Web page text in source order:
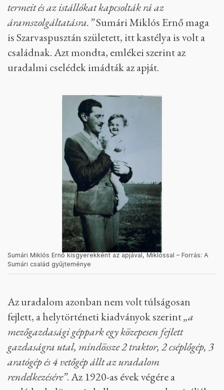
termeit és az istállókat kapcsolták rá az
áramszolgáltatásra.”Sumári Miklós Ernő maga
is Szarvaspusztán született, itt kastélya is volt a
családnak. Azt mondta, emlékei szerint az
uradalmi cselédek imádták az apját.
Sumári Miklós Ernő kisgyerekként az apjával, Miklóssal – Forrás: A
Sumári család gyűjteménye
Az uradalom azonban nem volt túlságosan
fejlett, a helytörténeti kiadványok szerint„a
mezőgazdasági géppark egy közepesen fejlett
gazdaságra utal, mindössze 2 traktor, 2 cséplőgép, 3
aratógép és 4 vetőgép állt az uradalom
rendelkezésére”. Az 1920-as évek végére a